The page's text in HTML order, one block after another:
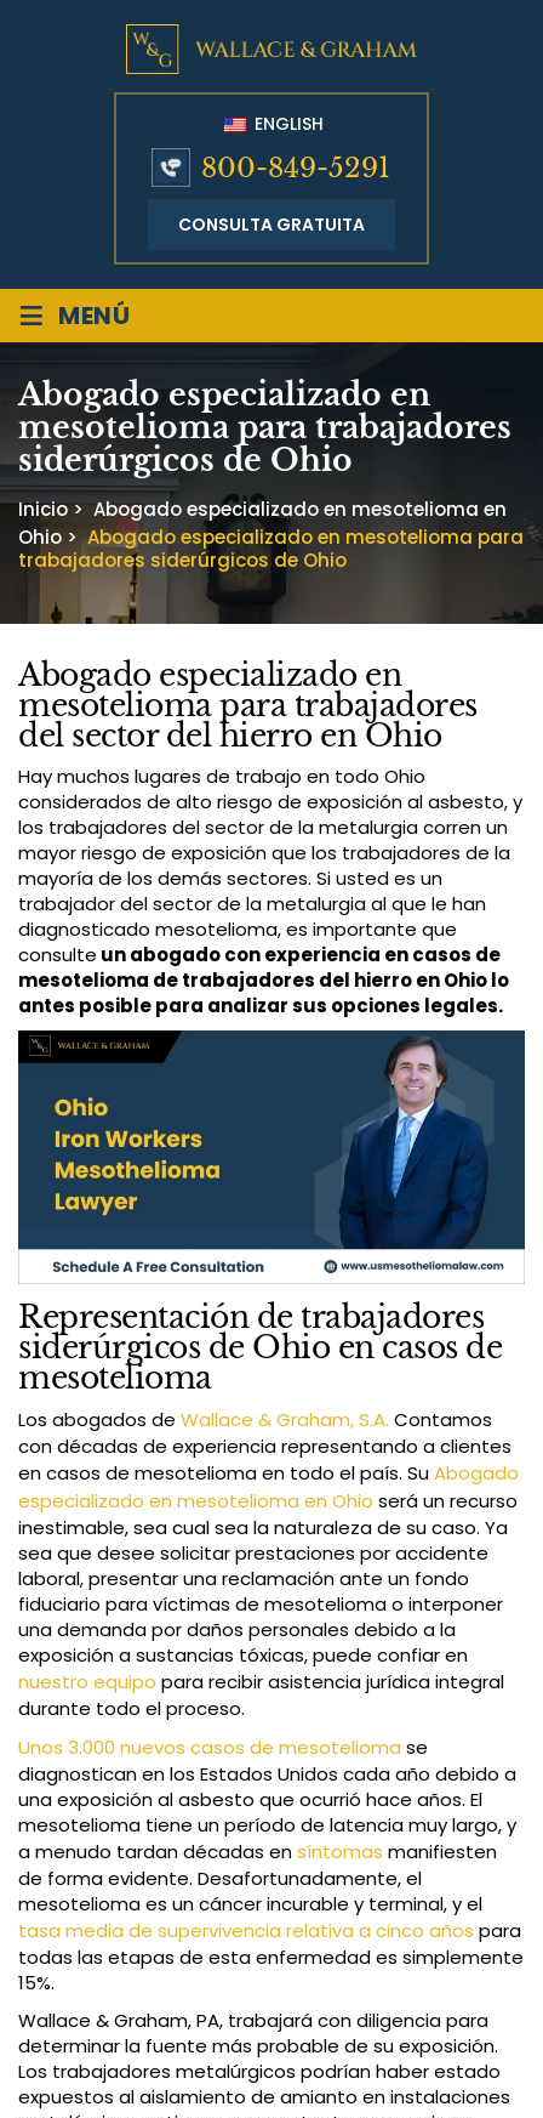
ENGLISH
800-849-5291
CONSULTA GRATUITA
≡ MENÚ
Abogado especializado en
mesotelioma para trabajadores
siderúrgicos de Ohio
Inicio>Abogado especializado en mesotelioma en
Ohio >Abogado especializado en mesotelioma para
trabajadores siderúrgicos de Ohio
Abogado especializado en
mesotelioma para trabajadores
del sector del hierro en Ohio
Hay muchos lugares de trabajo en todo Ohio
considerados de alto riesgo de exposición al asbesto, y
los trabajadores del sector de la metalurgia corren un
mayor riesgo de exposición que los trabajadores de la
mayoría de los demás sectores. Si usted es un
trabajador del sector de la metalurgia al que le han
diagnosticado mesotelioma, es importante que
consulte un abogado con experiencia en casos de
mesotelioma de trabajadores del hierro en Ohio lo
antes posible para analizar sus opciones legales.
Representación de trabajadores
siderúrgicos de Ohio en casos de
mesotelioma
Los abogados de Wallace & Graham, S.A. Contamos
con décadas de experiencia representando a clientes
en casos de mesotelioma en todo el país. SuAbogado
especializado en mesotelioma en Ohio será un recurso
inestimable, sea cual sea la naturaleza de su caso. Ya
sea que desee solicitar prestaciones por accidente
laboral, presentar una reclamación ante un fondo
fiduciario para víctimas de mesotelioma o interponer
una demanda por daños personales debido a la
exposición a sustancias tóxicas, puede confiar en
nuestro equipo para recibir asistencia jurídica integral
durante todo el proceso.
Unos 3.000 nuevos casos de mesotelioma se
diagnostican en los Estados Unidos cada año debido a
una exposición al asbesto que ocurrió hace años. El
mesotelioma tiene un período de latencia muy largo, y
a menudo tardan décadas ensíntomas manifiesten
de forma evidente. Desafortunadamente, el
mesotelioma es un cáncer incurable y terminal, y el
tasa media de supervivencia relativa a cinco años para
todas las etapas de esta enfermedad es simplemente
15%.
Wallace & Graham, PA, trabajará con diligencia para
determinar la fuente más probable de su exposición.
Los trabajadores metalúrgicos podrían haber estado
expuestos al aislamiento de amianto en instalaciones